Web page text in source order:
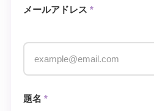
メールアドレス *
題名 *